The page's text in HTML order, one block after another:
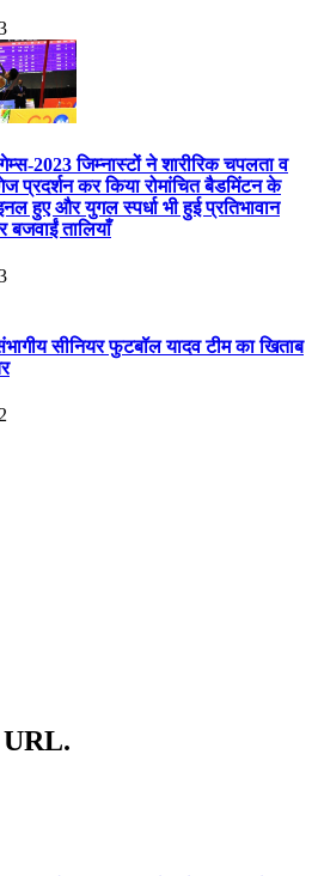
2023 जिम्नास्टों ने शारीरिक चपलता व
प्रदर्शन कर किया रोमांचित बैडमिंटन के
हुए और युगल स्पर्धा भी हुई प्रतिभावान
तालियाँ
संभागीय सीनियर फुटबॉल यादव टीम का खिताब